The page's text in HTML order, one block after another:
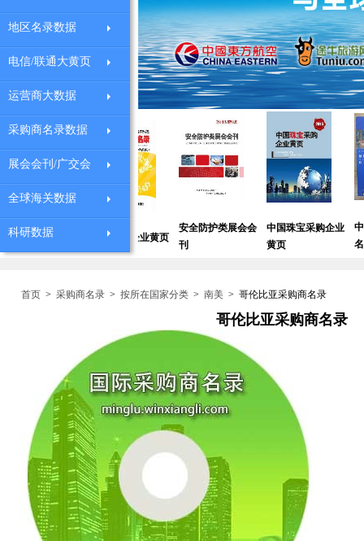
备采购
深圳外贸企业黄页
安全防护类展会会
刊
中国珠宝采购企业
中国德国商
地区名录数据
电信/联通大黄页
运营商大数据
采购商名录数据
展会会刊/广交会
全球海关数据
科研数据
首页 > 采购商名录 > 按所在国家分类 > 南美 > 哥伦比亚采购商名录
哥伦比亚采购商名录